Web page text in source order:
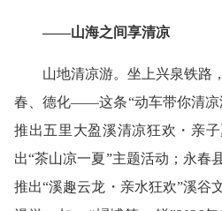
——山海之间享清凉
山地清凉游。坐上兴泉铁路
春、德化——这条“动车带你清凉
推出五里大盈溪清凉狂欢・亲
出“茶山凉一夏”主题活动；永春
推出“溪趣云龙・亲水狂欢”溪谷